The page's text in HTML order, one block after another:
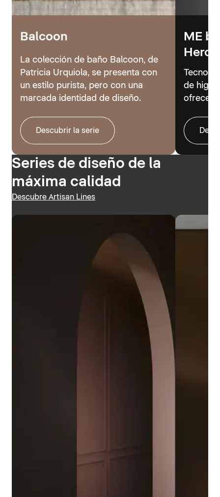
Balcoon
La colección de baño Balcoon, de
Patricia Urquiola, se presenta con
un estilo purista, pero con una
marcada identidad de diseño.
Descubrir la serie
ME
Hero
de
ofrecer
Series de diseño de la
máxima calidad
Descubre Artisan Lines